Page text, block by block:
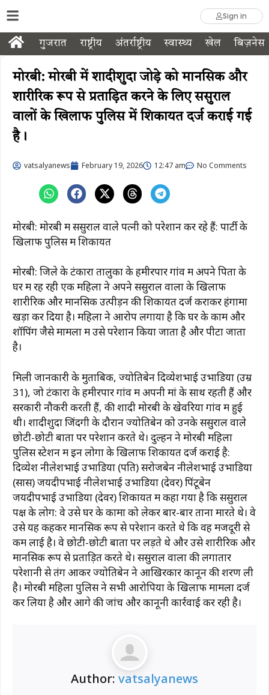
Sign in
गुजरात राष्ट्रीय अंतर्राष्ट्रीय स्वास्थ्य खेल बिज़नेस
मोरबी: मोरबी में शादीशुदा जोड़े को मानसिक और
शारीरिक रूप से प्रताड़ित करने के लिए ससुराल
वालों के खिलाफ पुलिस में शिकायत दर्ज कराई गई
है।
vatsalyanews February 19, 2026 12:47 am No Comments
मोरबी: मोरबी में ससुराल वाले पत्नी को परेशान कर रहे हैं: पार्टी के
खिलाफ पुलिस में शिकायत
मोरबी: जिले के टंकारा तालुका के हमीरपार गांव में अपने पिता के
घर में रह रही एक महिला ने अपने ससुराल वालों के खिलाफ
शारीरिक और मानसिक उत्पीड़न की शिकायत दर्ज कराकर हंगामा
खड़ा कर दिया है। महिला ने आरोप लगाया है कि घर के काम और
शॉपिंग जैसे मामलों में उसे परेशान किया जाता है और पीटा जाता
है।
मिली जानकारी के मुताबिक, ज्योतिबेन दिव्येशभाई उभाडिया (उम्र
31), जो टंकारा के हमीरपार गांव में अपनी मां के साथ रहती हैं और
सरकारी नौकरी करती हैं, की शादी मोरबी के खेवरिया गांव में हुई
थी। शादीशुदा जिंदगी के दौरान ज्योतिबेन को उनके ससुराल वाले
छोटी-छोटी बातों पर परेशान करते थे। दुल्हन ने मोरबी महिला
पुलिस स्टेशन में इन लोगों के खिलाफ शिकायत दर्ज कराई है:
दिव्येश नीलेशभाई उभाडिया (पति) सरोजबेन नीलेशभाई उभाडिया
(सास) जयदीपभाई नीलेशभाई उभाडिया (देवर) पिंटूबेन
जयदीपभाई उभाडिया (देवर) शिकायत में कहा गया है कि ससुराल
पक्ष के लोग: वे उसे घर के कामों को लेकर बार-बार ताना मारते थे। वे
उसे यह कहकर मानसिक रूप से परेशान करते थे कि वह मजदूरी से
कम लाई है। वे छोटी-छोटी बातों पर लड़ते थे और उसे शारीरिक और
मानसिक रूप से प्रताड़ित करते थे। ससुराल वालों की लगातार
परेशानी से तंग आकर ज्योतिबेन ने आखिरकार कानून की शरण ली
है। मोरबी महिला पुलिस ने सभी आरोपियों के खिलाफ मामला दर्ज
कर लिया है और आगे की जांच और कानूनी कार्रवाई कर रही है।
Author: vatsalyanews